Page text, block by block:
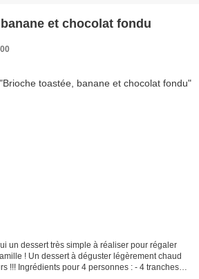
et chocolat fondu
un dessert très simple à réaliser pour régaler
! Un dessert à déguster légèrement chaud
!!! Ingrédients pour 4 personnes : - 4 tranches